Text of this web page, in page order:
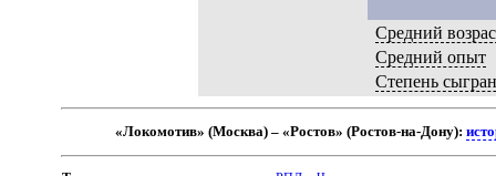
Средний
Средний опыт
Степень
«Локомотив» (Москва) – «Ростов» (Ростов-на-Дону):